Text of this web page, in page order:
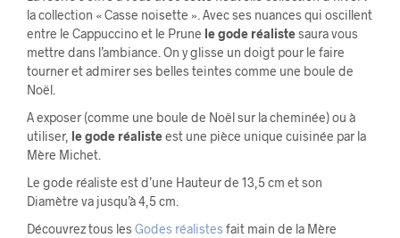
prix :
€85,00
à
la collection « Casse noisette ». Avec ses nuances qui oscillent
entre le Cappuccino et le Prune le gode réalistesaura vous
mettre dans l’ambiance. On y glisse un doigt pour le faire
tourner et admirer ses belles teintes comme une boule de
Noël.
A exposer (comme une boule de Noël sur la cheminée) ou à
utiliser, le gode réalisteest une pièce unique cuisinée par la
Mère Michet.
Le gode réaliste est d’une Hauteur de 13,5 cm et son
Diamètre va jusqu’à 4,5 cm.
Découvrez tous les Godes réalistes fait main de la Mère